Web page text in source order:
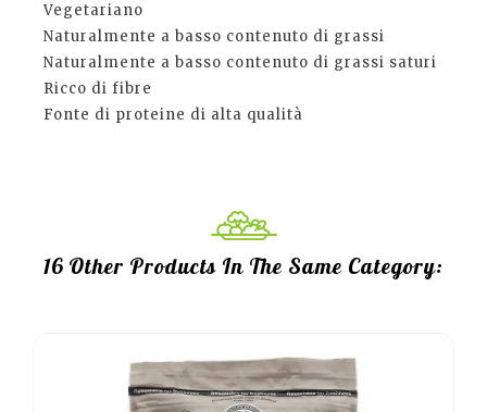
Vegetariano
Naturalmente a basso contenuto di grassi
Naturalmente a basso contenuto di grassi saturi
Ricco di fibre
Fonte di proteine di alta qualità
16 Other Products In The Same Category: